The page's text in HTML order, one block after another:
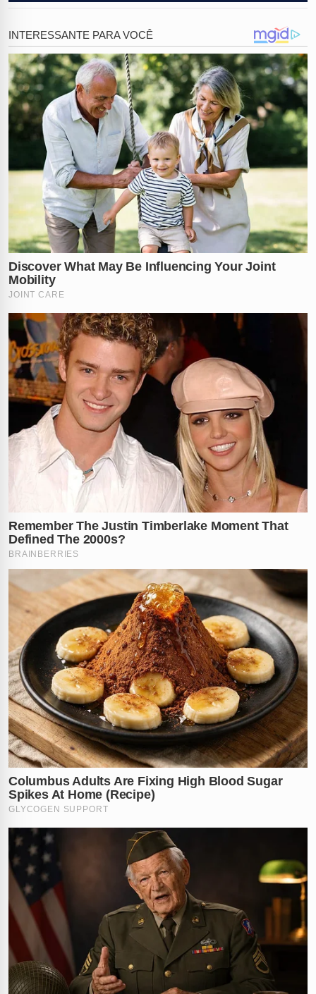
assalto, o cenário de lazer se transformou em um
campo de batalha perigoso. Umamulher foi feita
refém
sob a mira de armas pesadas, enquanto
disparos de arma de fogoecoavam pelos corredores
do centro comercial, espalhando pânico generalizado
entre as famílias e crianças que ali estavam no
momento da ação criminosa.
Com a prisão deAlice Vitória, as autoridades
conseguiram recuperar uma coleção impressionante
de itens de luxo que estavam escondidos em local
estratégico. Entre os objetos apreendidos estavam
brincos, anéis, correntes, colares, pingentes e
pulseirasde alto valor comercial, todos identificados
como parte do estoque subtraído da joalheria na última
segunda-feira.
APolícia Militarressaltou que a recuperação dessas
peças valiosas é um passo crucial para desmantelar a
quadrilha que agiu de forma coordenada. No entanto, a
investigação conduzida pela
Polícia Civilsegue em
ritmo acelerado, pois o objetivo agora é localizar e
identificar todos os comparsas da"Bandigata"que
participaram da execução direta do roubo armado.
A audácia dos criminosos e a figura midiática da
"Bandigata"trouxeram os olhos de todo o estado para
joias recuperadas retornam para seus devidos lugares,
a segurança nos centros comerciais deCuritibavolta a
ser pauta prioritária, diante da violência extrema
demonstrada pelos envolvidos no episódio que quase
terminou em uma tragédia ainda maior.
Até quando a segurança pública será testada por
crimes tão audaciosos em locais de lazer? Deixe sua
opinião nos comentários sobre este caso chocante e a
prisão da Bandigata.